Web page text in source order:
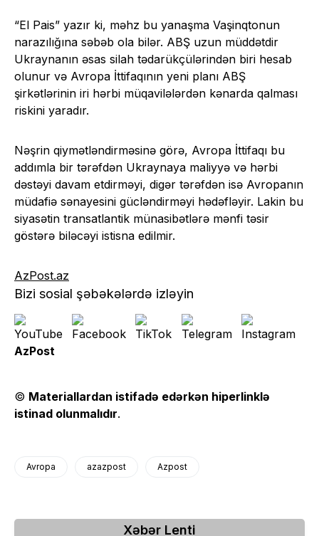
“El Pais” yazır ki, məhz bu yanaşma Vaşinqtonun
narazılığına səbəb ola bilər. ABŞ uzun müddətdir
Ukraynanın əsas silah tədarükçülərindən biri hesab
olunur və Avropa İttifaqının yeni planı ABŞ
şirkətlərinin iri hərbi müqavilələrdən kənarda qalması
riskini yaradır.
Nəşrin qiymətləndirməsinə görə, Avropa İttifaqı bu
addımla bir tərəfdən Ukraynaya maliyyə və hərbi
dəstəyi davam etdirməyi, digər tərəfdən isə Avropanın
müdafiə sənayesini gücləndirməyi hədəfləyir. Lakin bu
siyasətin transatlantik münasibətlərə mənfi təsir
göstərə biləcəyi istisna edilmir.
AzPost.az
Bizi sosial şəbəkələrdə izləyin
AzPost
© Materiallardan istifadə edərkən hiperlinklə
istinad olunmalıdır.
Avropa azazpost Azpost
Xəbər Lenti